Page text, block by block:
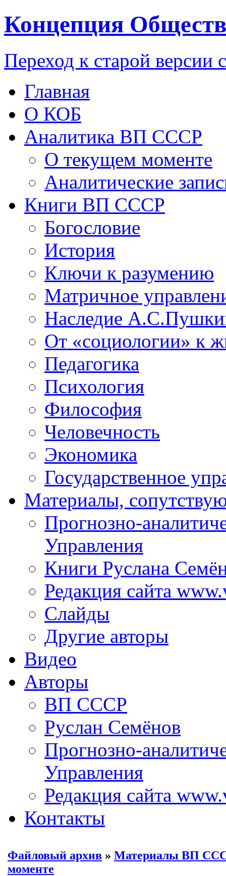
Концепция
Переход к старой версии
Главная
О КОБ
Аналитика ВП СССР
О текущем моменте
Аналитические
Книги ВП СССР
Богословие
История
Ключи к разумению
Матричное
Наследие
От «социологии» к
Педагогика
Психология
Философия
Человечность
Экономика
Государственное
Материалы,
Прогнозно-
Управления
Книги Руслана
Редакция сайта
Слайды
Другие авторы
Видео
Авторы
ВП СССР
Руслан Семёнов
Прогнозно-
Управления
Редакция сайта
Контакты
Файловый архив » Материалы ВП
моменте